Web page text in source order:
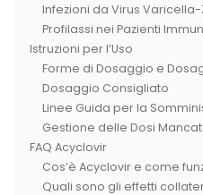
Infezioni da Virus Varicella-
Profilassi nei Pazienti
Istruzioni per l’Uso
Forme di Dosaggio e
Dosaggio Consigliato
Linee Guida per la
Gestione delle Dosi
FAQ Acyclovir
Cos’è Acyclovir e come
Quali sono gli effetti